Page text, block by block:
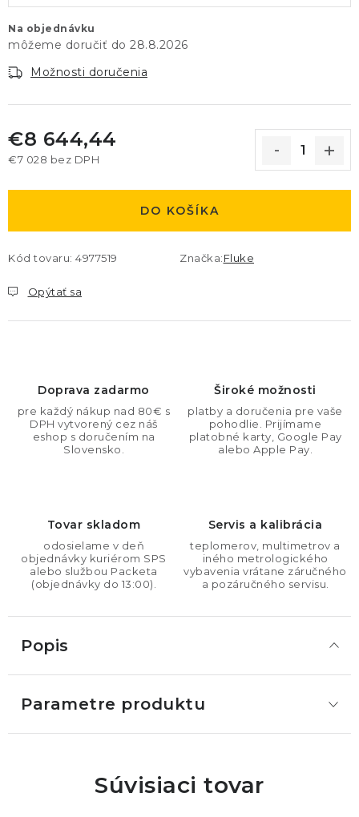
Na objednávku
28.8.2026
Možnosti doručenia
€8 644,44
€7 028 bez DPH
DO KOŠÍKA
Kód tovaru: 4977519 Značka:Fluke
Opýtať sa
Doprava zadarmo
pre každý nákup nad 80€ s
DPH vytvorený cez náš
eshop s doručením na
Slovensko.
Široké možnosti
platby a doručenia pre vaše
pohodlie. Prijímame
platobné karty, Google Pay
alebo Apple Pay.
Tovar skladom
odosielame v deň
objednávky kuriérom SPS
alebo službou Packeta
(objednávky do 13:00).
Servis a kalibrácia
teplomerov, multimetrov a
iného metrologického
vybavenia vrátane záručného
a pozáručného servisu.
Popis
Parametre produktu
Súvisiaci tovar